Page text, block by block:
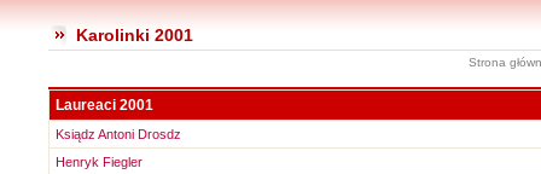
Karolinki 2001
Strona
Laureaci 2001
Ksiądz Antoni Drosdz
Henryk Fiegler